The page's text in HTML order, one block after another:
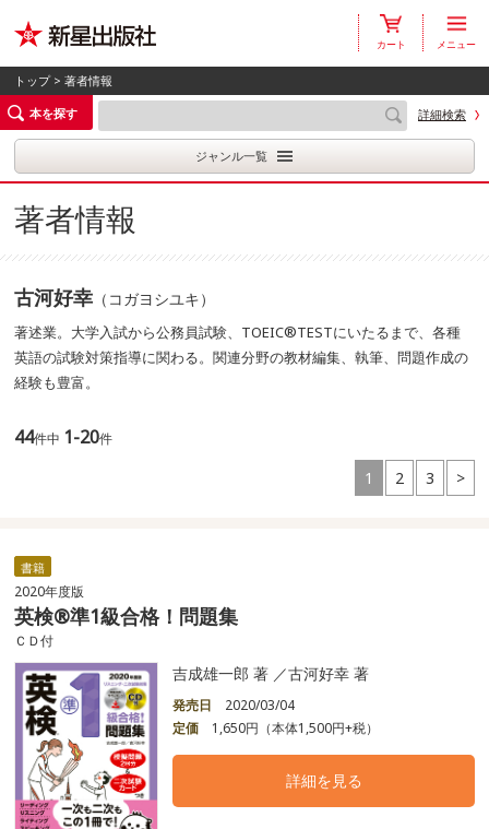
カート メニュー
トップ> 著者情報
本を探す
詳細検索
ジャンル一覧
著者情報
古河好幸 （コガヨシユキ）
著述業。大学入試から公務員試験、TOEIC®TESTにいたるまで、各種
英語の試験対策指導に関わる。関連分野の教材編集、執筆、問題作成の
経験も豊富。
44件中 1-20件
1 2 3 >
書籍
2020年度版
英検®準1級合格！問題集
ＣＤ付
吉成雄一郎 著 ／古河好幸 著
発売日
2020/03/04
定価
1,650円（本体1,500円+税）
詳細を見る